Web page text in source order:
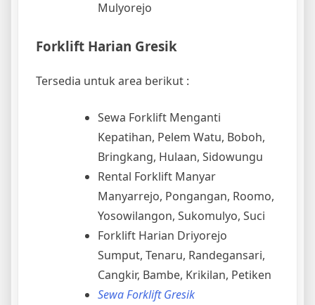
Mulyorejo
Forklift Harian Gresik
Tersedia untuk area berikut :
Sewa Forklift Menganti
Kepatihan, Pelem Watu, Boboh,
Bringkang, Hulaan, Sidowungu
Rental Forklift Manyar
Manyarrejo, Pongangan, Roomo,
Yosowilangon, Sukomulyo, Suci
Forklift Harian Driyorejo
Sumput, Tenaru, Randegansari,
Cangkir, Bambe, Krikilan, Petiken
Sewa Forklift Gresik